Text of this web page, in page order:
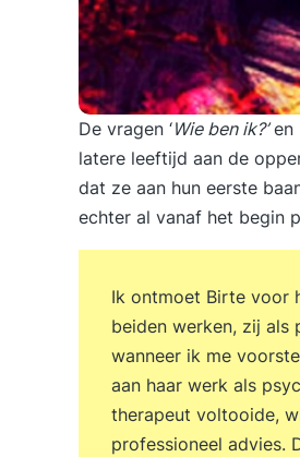
De vragen ‘Wie ben ik?’en
latere leeftijd aan de
dat ze aan hun eerste
echter al vanaf het begin
Ik ontmoet Birte voor
beiden werken, zij als
wanneer ik me
aan haar werk als
therapeut voltooide,
professioneel advies.